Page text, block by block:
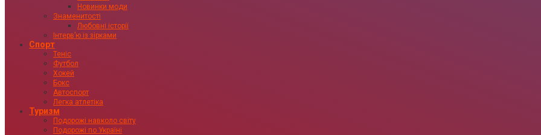
Новинки моди
Знаменитості
Любовні історії
Інтервʼю із зірками
Спорт
Теніс
Футбол
Хокей
Бокс
Автоспорт
Легка атлетіка
Туризм
Подорожі навколо світу
Подорожі по Україні